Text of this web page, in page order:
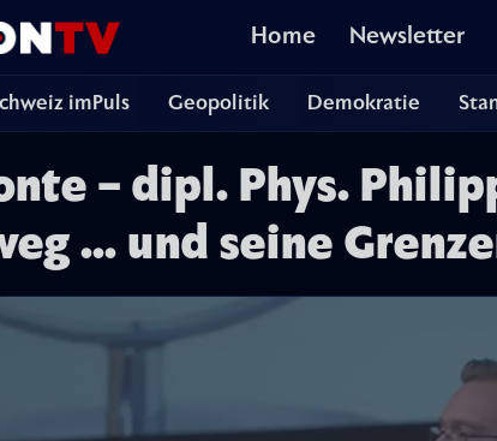
Home Newsletter
imPuls Geopolitik Demokratie
– dipl. Phys.
... und seine